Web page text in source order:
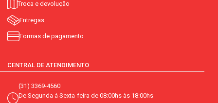
Troca e devolução
Entregas
Formas de pagamento
CENTRAL DE ATENDIMENTO
(31) 3369-4560
De Segunda á Sexta-feira de 08:00hs às 18:00hs